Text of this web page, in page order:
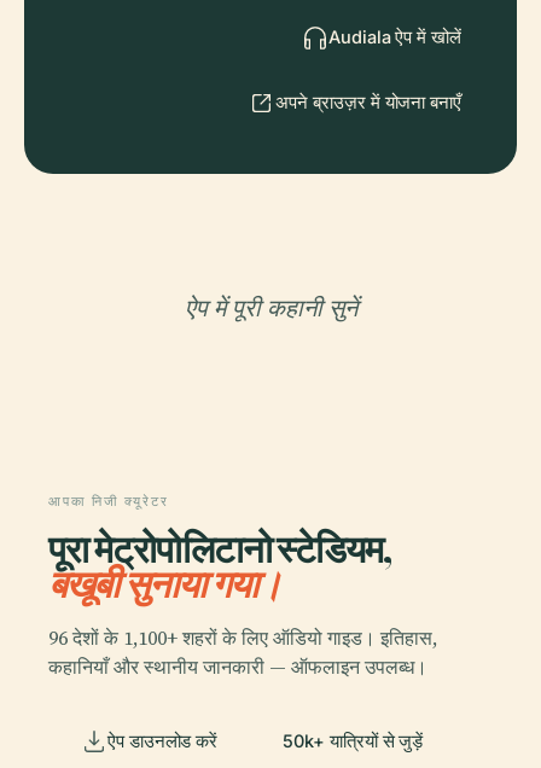
Audiala ऐप में खोलें
अपने ब्राउज़र में योजना बनाएँ
ऐप में पूरी कहानी सुनें
आपका निजी क्यूरेटर
पूरा मेट्रोपोलिटानो स्टेडियम,
बखूबी सुनाया गया।
96 देशों के 1,100+ शहरों के लिए ऑडियो गाइड। इतिहास,
कहानियाँ और स्थानीय जानकारी — ऑफलाइन उपलब्ध।
ऐप डाउनलोड करें 50k+ यात्रियों से जुड़ें